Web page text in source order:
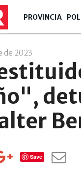
PROVINCIA
de 2023
Save